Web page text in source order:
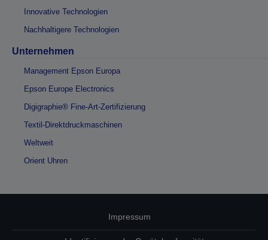
Innovative Technologien
Nachhaltigere Technologien
Unternehmen
Management Epson Europa
Epson Europe Electronics
Digigraphie® Fine-Art-Zertifizierung
Textil-Direktdruckmaschinen
Weltweit
Orient Uhren
Impressum